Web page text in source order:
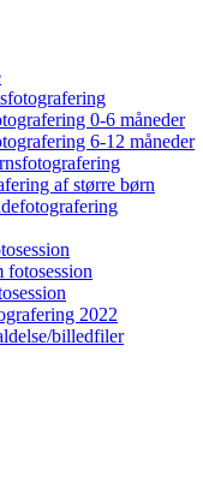
0-6 måneder
6-12 måneder
af større børn
fotosession
2022
billedfiler